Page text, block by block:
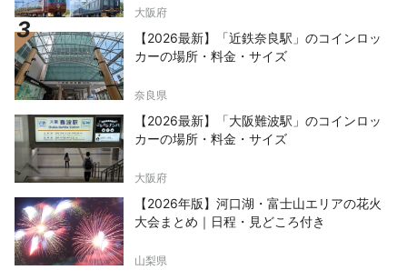
す。 ◇川崎山王祭 稲毛神社で例年8月に執り
行われる川崎地域最大のお祭りで、大神輿渡御
が見どころとなっています。 ◇かなまら祭り
4月の第1日曜日に開催される金山神社のお祭
り。男根をかたどった神輿がかつぎ出され、子
勢訪れます。
大阪府
【2026最新】「近鉄奈良駅」のコインロッ
カーの場所・料金・サイズ
奈良県
【2026最新】「大阪難波駅」のコインロッ
カーの場所・料金・サイズ
大阪府
【2026年版】河口湖・富士山エリアの花火
大会まとめ｜日程・見どころ付き
山梨県